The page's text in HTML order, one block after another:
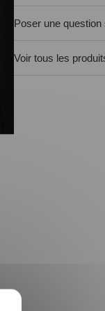
Poser une question
Voir tous les